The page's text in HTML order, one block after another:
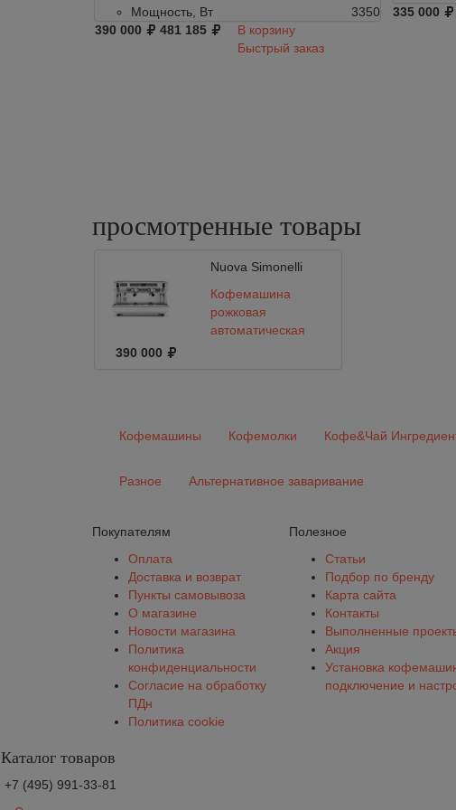
Мощность, Вт
3350
390 000
481 185
В корзину
Быстрый заказ
335 000
просмотренные товары
Nuova Simonelli
Кофемашина
рожковая
автоматическая
390 000
Кофемашины Кофемолки Кофе&Чай
Разное Альтернативное заваривание
Покупателям
Оплата
Доставка и возврат
Пункты самовывоза
О магазине
Новости магазина
Политика
конфиденциальности
Согласие на обработку
ПДн
Политика cookie
Полезное
Статьи
Подбор по бренду
Карта сайта
Контакты
Выполненные
Акция
Установка
подключение и
Каталог товаров
+7 (495) 991-33-81